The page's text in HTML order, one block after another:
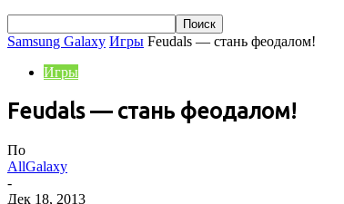
Samsung Galaxy Игры Feudals — стань феодалом!
Игры
Feudals — стань феодалом!
По
AllGalaxy
-
Дек 18, 2013